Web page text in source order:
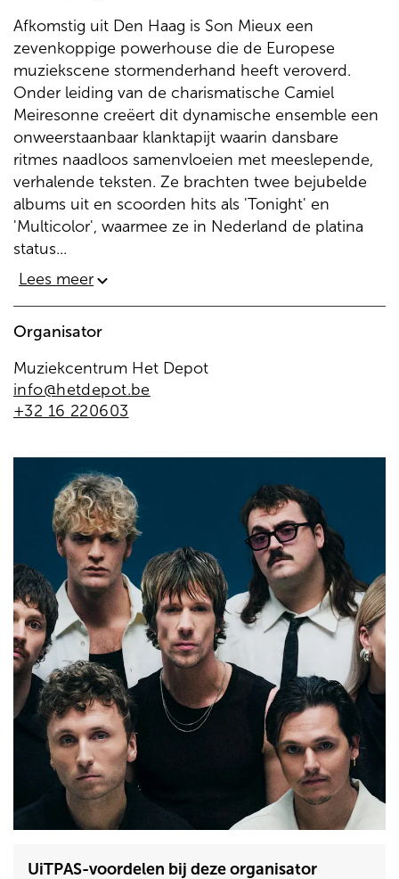
Afkomstig uit Den Haag is Son Mieux een
zevenkoppige powerhouse die de Europese
muziekscene stormenderhand heeft veroverd.
Onder leiding van de charismatische Camiel
Meiresonne creëert dit dynamische ensemble een
onweerstaanbaar klanktapijt waarin dansbare
ritmes naadloos samenvloeien met meeslepende,
verhalende teksten. Ze brachten twee bejubelde
albums uit en scoorden hits als 'Tonight' en
'Multicolor', waarmee ze in Nederland de platina
status...
Lees meer
Organisator
Muziekcentrum Het Depot
info@hetdepot.be
+32 16 220603
UiTPAS-voordelen bij deze organisator